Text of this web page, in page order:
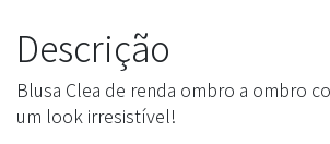
Descrição
Blusa Clea de renda ombro a ombro
um look irresistível!